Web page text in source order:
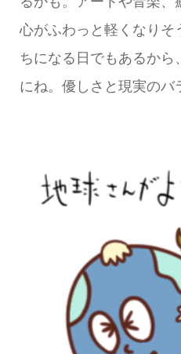
心がふわっと軽くなり
ちになる日でもあるか
にね。優しさと現実のバ